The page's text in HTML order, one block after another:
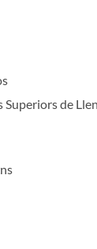
Superiors de